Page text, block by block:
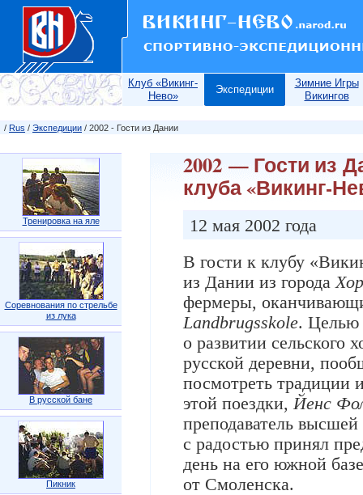
Клуб «Викинг-
Нево»
Экспедиции
Зимние Игры
Викингов
/ Rus / Экспедиции / 2002 - Гости из Дании
2002 — Гости из
клуба «Викинг-
12 мая 2002 года
В гости к клубу
из Дании из города
фермеры,
Landbrugsskole. Целью
о развитии сельского
русской деревни,
посмотреть традиции
этой поездки, Йенс
преподаватель
с радостью принял
день на его южной
от Смоленска.
Тренировка на яле
Соревнования по стрельбе
из лука
В русской бане
Пикник